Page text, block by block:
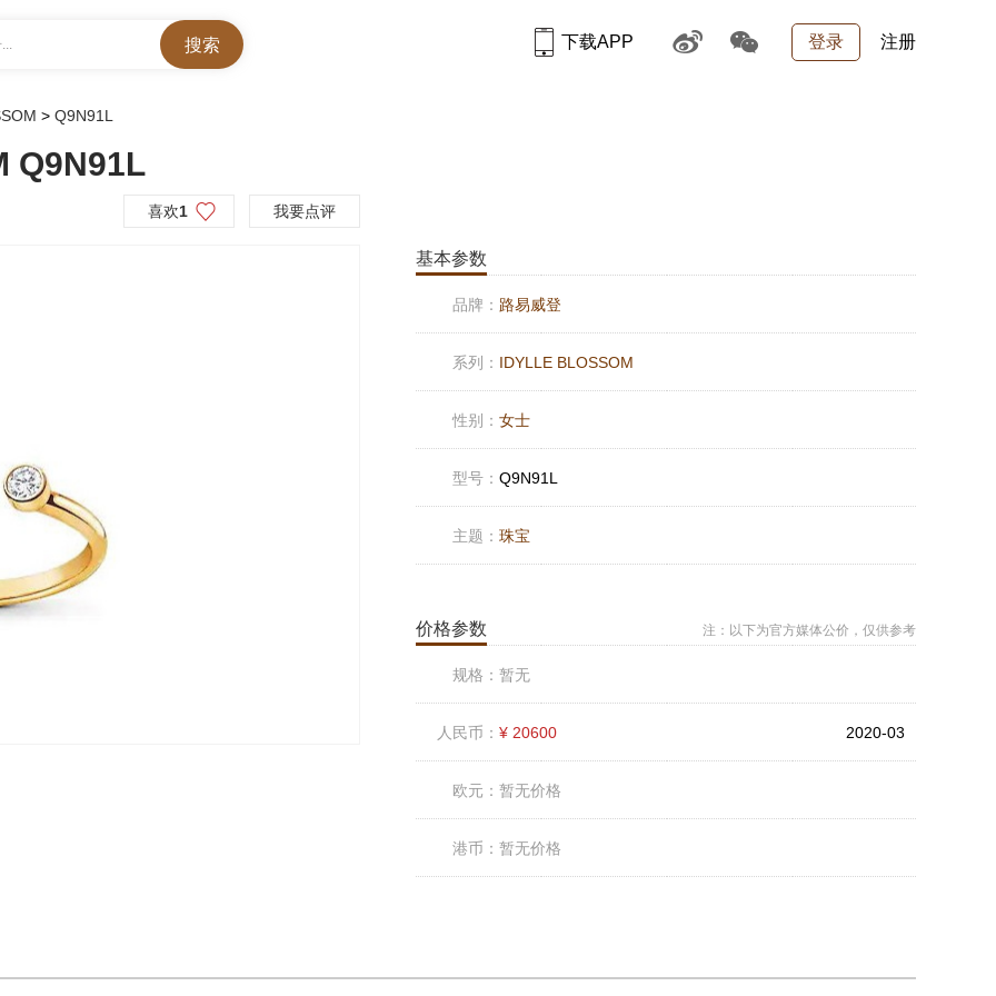
登录 注册
下载APP
> Q9N91L
Q9N91L
喜欢1 我要点评
基本参数
品牌： 路易威登
系列： IDYLLE BLOSSOM
性别： 女士
型号： Q9N91L
主题： 珠宝
价格参数 注：以下为官方媒体公价，仅供参考
规格： 暂无
人民币： ¥ 20600 2020-03
欧元： 暂无价格
港币： 暂无价格